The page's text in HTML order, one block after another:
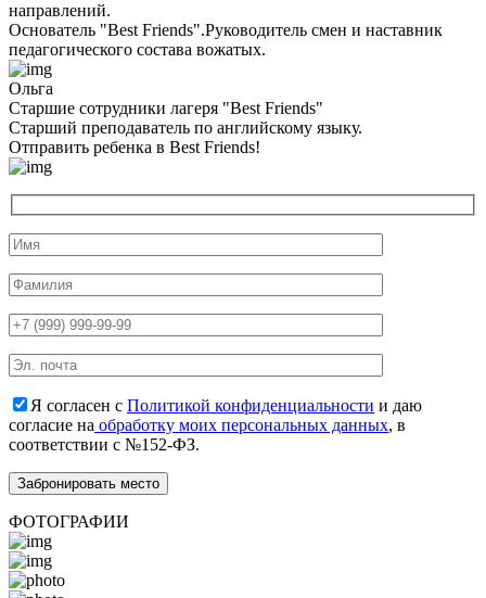
направлений.
Основатель "Best Friends".Руководитель смен и наставник
педагогического состава вожатых.
Ольга
Старшие сотрудники лагеря "Best Friends"
Cтарший преподаватель по английскому языку.
Отправить ребенка в Best Friends!
Я согласен с Политикой конфиденциальности и даю
согласие на обработку моих персональных данных, в
соответствии с №152-ФЗ.
ФОТОГРАФИИ